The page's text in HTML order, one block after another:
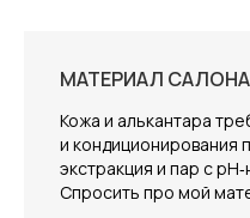
МАТЕРИАЛ САЛОНА
Кожа и алькантара
и кондиционирования
экстракция и пар с
Спросить про мой